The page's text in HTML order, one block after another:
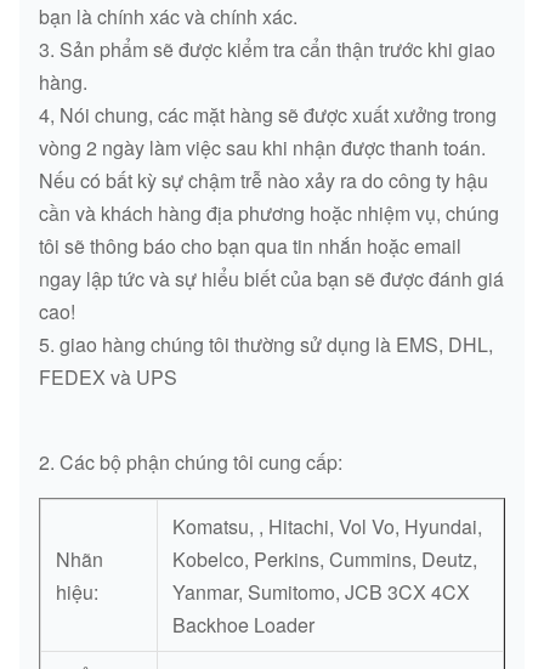
bạn là chính xác và chính xác.
3. Sản phẩm sẽ được kiểm tra cẩn thận trước khi giao
hàng.
4, Nói chung, các mặt hàng sẽ được xuất xưởng trong
vòng 2 ngày làm việc sau khi nhận được thanh toán.
Nếu có bất kỳ sự chậm trễ nào xảy ra do công ty hậu
cần và khách hàng địa phương hoặc nhiệm vụ, chúng
tôi sẽ thông báo cho bạn qua tin nhắn hoặc email
ngay lập tức và sự hiểu biết của bạn sẽ được đánh giá
cao!
5. giao hàng chúng tôi thường sử dụng là EMS, DHL,
FEDEX và UPS
2. Các bộ phận chúng tôi cung cấp:
Nhãn
hiệu:
Komatsu, , Hitachi, Vol Vo, Hyundai,
Kobelco, Perkins, Cummins, Deutz,
Yanmar, Sumitomo, JCB 3CX 4CX
Backhoe Loader